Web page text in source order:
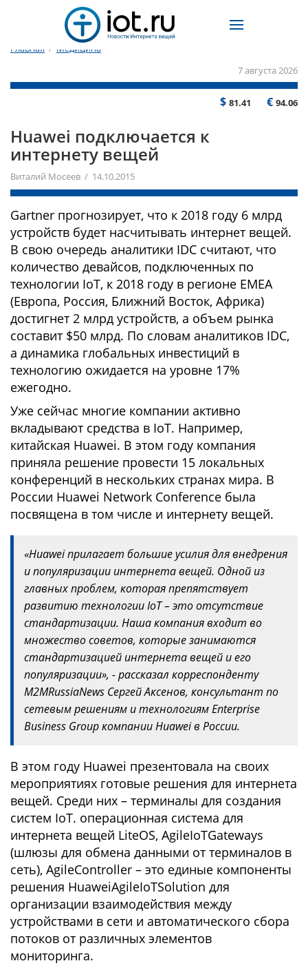
Главная / Медицина
7 августа 2026
$ 81.41 € 94.06
Huawei подключается к
интернету вещей
Виталий Мосеев / 14.10.2015
Gartner прогнозирует, что к 2018 году 6 млрд
устройств будет насчитывать интернет вещей.
В свою очередь аналитики IDC считают, что
количество девайсов, подключенных по
технологии IoT, к 2018 году в регионе ЕМЕА
(Европа, Россия, Ближний Восток, Африка)
достигнет 2 млрд устройств, а объем рынка
составит $50 млрд. По словам аналитиков IDC,
а динамика глобальных инвестиций в
технологию ожидается на уровне 17%
ежегодно.
Уже сейчас многие компании активно
вкладывают средства в IoT. Например,
китайская Huawei. В этом году компания
приняла решение провести 15 локальных
конференций в нескольких странах мира. В
России Huawei Network Conference была
посвящена в том числе и интернету вещей.
«Huawei прилагает большие усилия для внедрения
и популяризации интернета вещей. Одной из
главных проблем, которая препятствует
развитию технологии IoT – это отсутствие
стандартизации. Наша компания входит во
множество советов, которые занимаются
стандартизацией интернета вещей и его
популяризации», - рассказал корреспонденту
M2MRussiaNews Сергей Аксенов, консультант по
сетевым решениям и технологиям Enterprise
Business Group компании Huawei в России.
В этом году Huawei презентовала на своих
мероприятиях готовые решения для интернета
вещей. Среди них – терминалы для создания
систем IoT. операционная система для
интернета вещей LiteOS, AgileIoTGateways
(шлюзы для обмена данными от терминалов в
сеть), AgileController – это единые компоненты
решения HuaweiAgileIoTSolution для
организации взаимодействия между
устройствами в сети и автоматического сбора
потоков от различных элементов
мониторинга.